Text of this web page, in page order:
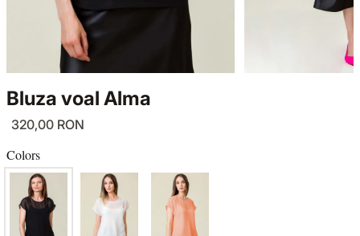
Bluza voal Alma
320,00 RON
Colors
TWIN SETS
KNITWEAR
COATS
TINUTE DE OCAZIE
JACKETS
VEZI TOATE REDUCERILE
SENSE LIMITED EDITION
BACK TO OFFICE